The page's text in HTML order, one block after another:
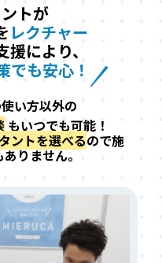
トが
レクチャー
により、
でも安心！
い方以外の
もいつでも可能！
ントを選べるので施
りません。